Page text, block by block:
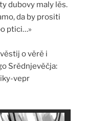
dubovy maly lěs.
da by prositi
ptici…»
o věrě i
Srědnjevěčja:
vepr